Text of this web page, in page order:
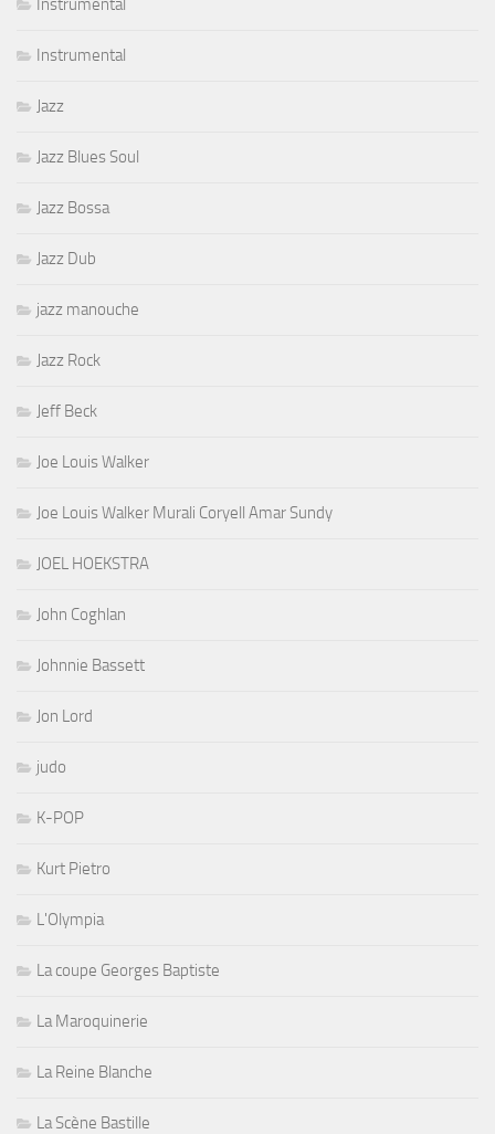
Instrumental
Instrumental
Jazz
Jazz Blues Soul
Jazz Bossa
Jazz Dub
jazz manouche
Jazz Rock
Jeff Beck
Joe Louis Walker
Joe Louis Walker Murali Coryell Amar Sundy
JOEL HOEKSTRA
John Coghlan
Johnnie Bassett
Jon Lord
judo
K-POP
Kurt Pietro
L'Olympia
La coupe Georges Baptiste
La Maroquinerie
La Reine Blanche
La Scène Bastille